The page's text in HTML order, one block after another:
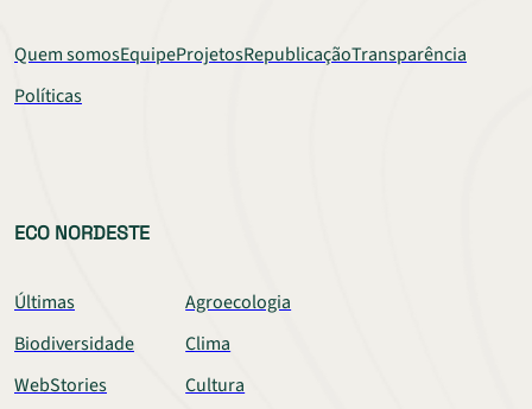
Quem somosEquipeProjetosRepublicaçãoTransparência
Políticas
ECO NORDESTE
Últimas
Agroecologia
Biodiversidade
Clima
WebStories
Cultura